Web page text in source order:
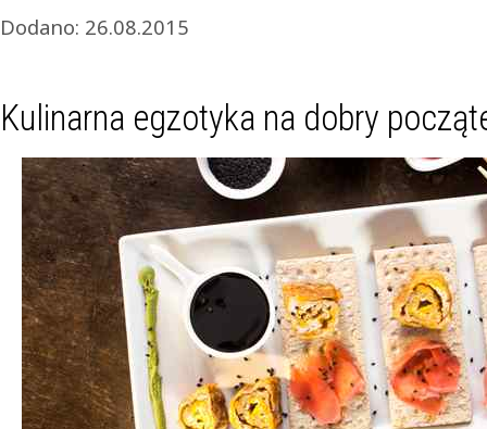
Dodano: 26.08.2015
Kulinarna egzotyka na dobry